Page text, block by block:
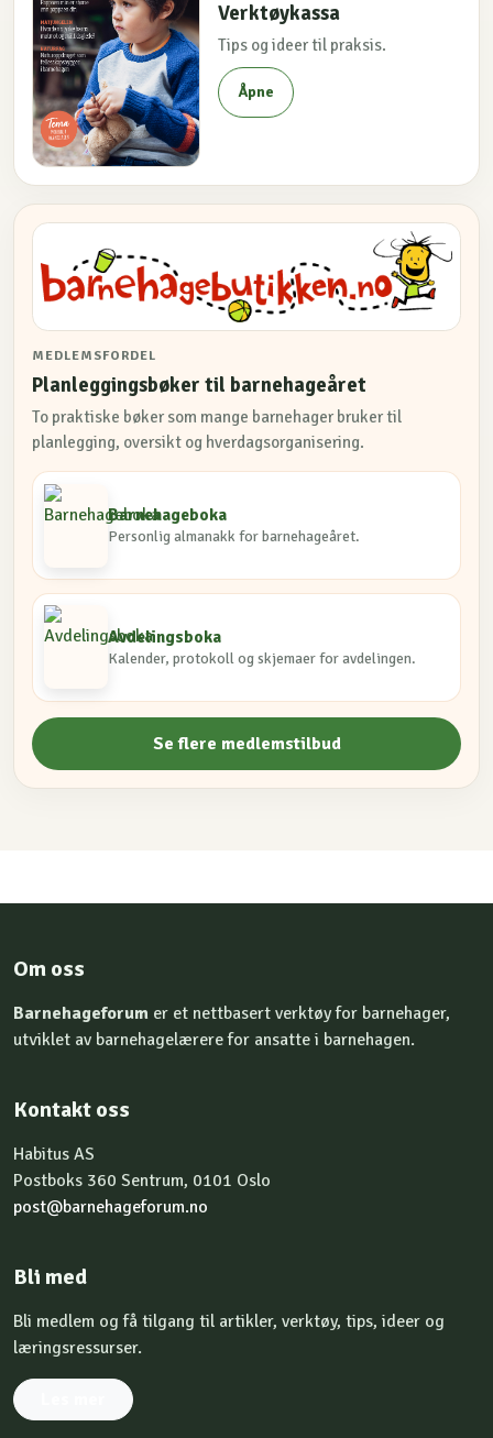
Verktøykassa
Tips og ideer til praksis.
Åpne
MEDLEMSFORDEL
Planleggingsbøker til barnehageåret
To praktiske bøker som mange barnehager bruker til
planlegging, oversikt og hverdagsorganisering.
Barnehageboka
Personlig almanakk for barnehageåret.
Avdelingsboka
Kalender, protokoll og skjemaer for avdelingen.
Se flere medlemstilbud
Om oss
Barnehageforum er et nettbasert verktøy for barnehager,
utviklet av barnehagelærere for ansatte i barnehagen.
Kontakt oss
Habitus AS
Postboks 360 Sentrum, 0101 Oslo
post@barnehageforum.no
Bli med
Bli medlem og få tilgang til artikler, verktøy, tips, ideer og
læringsressurser.